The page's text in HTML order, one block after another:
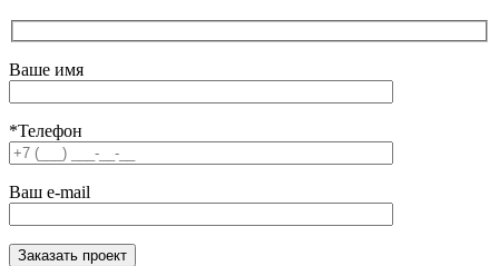
Ваше имя
*Телефон
Ваш e-mail